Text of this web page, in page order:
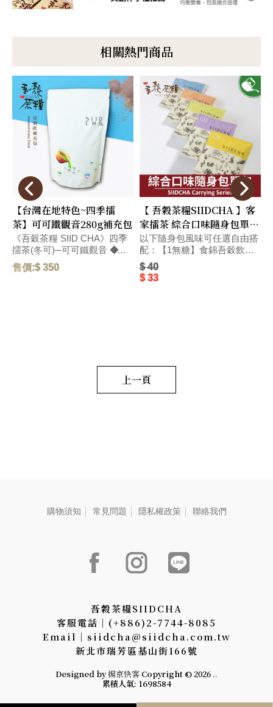
相關熱門商品
【台灣在地特色~四季擂
茶】可可鐵觀音280g補充包
《吾穀茶糧 SIID CHA》四季
擂茶(冬可)─可可鐵觀音 ◆精
選台灣在地烏龍茶獨特碳焙熟
果香氣、和醇厚飽滿的可可滋
售價:$ 350
【 吾穀茶糧SIIDCHA 】客
家擂茶 綜合口味隨身包單包
Hakka Ground Tea
以下隨身包風味可任選自由搭
配：【1無糖】食錦吾穀飲無
糖-28g、【4無糖】客家擂茶
無糖-28g、【5號】杏仁燕麥
擂茶-28g、【6號】杏仁燕
野薑茉莉窨香烏龍茶-2.5g、
【茶葉】萬壽菊窨香烏龍
$ 40
$ 33
上一頁
購物須知 常見問題 隱私權政策 聯絡我們
吾穀茶糧SIIDCHA
客服電話│(+886)2-7744-8085
Email│siidcha@siidcha.com.tw
新北市瑞芳區基山街166號
Designed by揚京快客 Copyright © 2026 ..
累積人氣: 1698584